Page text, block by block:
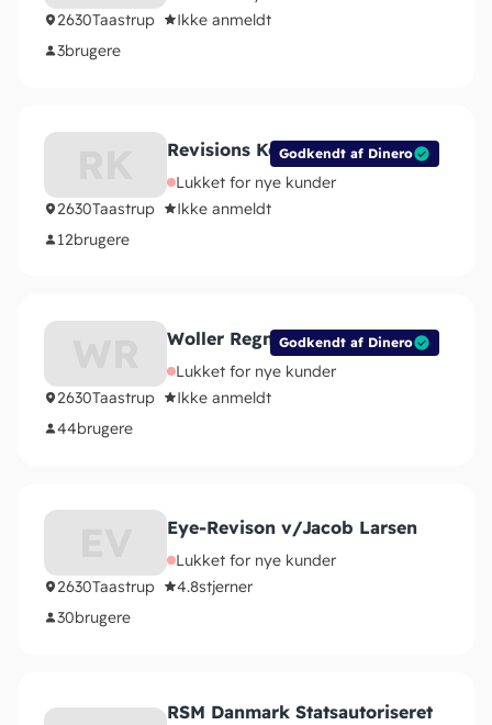
2630Taastrup
Ikke anmeldt
3brugere
Godkendt af Dinero
Revisions Kompagniet
Lukket for nye kunder
2630Taastrup
Ikke anmeldt
12brugere
Godkendt af Dinero
Woller Regnskab & IT
Lukket for nye kunder
2630Taastrup
Ikke anmeldt
44brugere
Eye-Revison v/Jacob Larsen
Lukket for nye kunder
2630Taastrup 4.8stjerner
30brugere
RSM Danmark Statsautoriseret